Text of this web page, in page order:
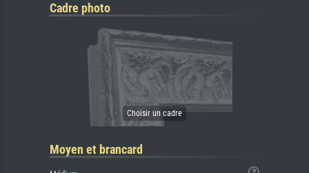
Cadre photo
Moyen et brancard